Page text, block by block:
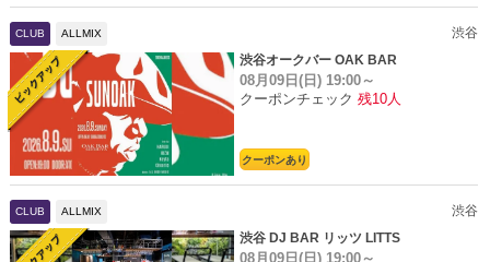
CLUB ALLMIX
渋谷
渋谷オークバー OAK BAR
08月09日(日) 19:00～
クーポンチェック 残10人
クーポンあり
CLUB ALLMIX
渋谷
渋谷 DJ BAR リッツ LITTS
08月09日(日) 19:00～